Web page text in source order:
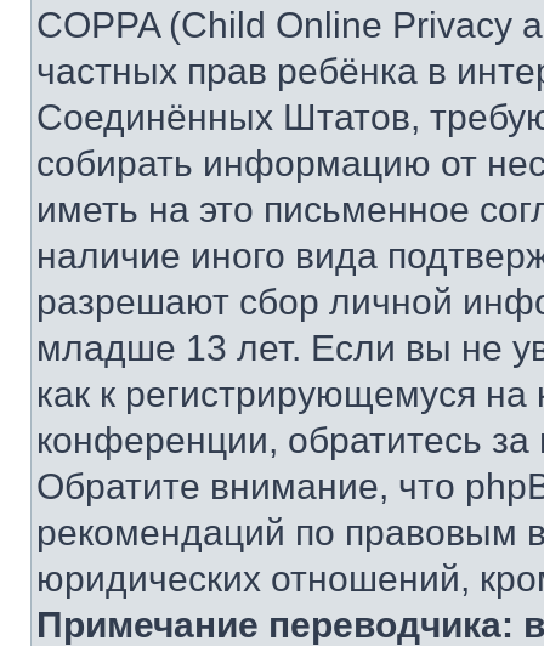
COPPA (Child Online Privacy
частных прав ребёнка в
Соединённых Штатов,
собирать информацию от
иметь на это письменное
наличие иного вида
разрешают сбор личной
младше 13 лет. Если вы не
как к регистрирующемуся
конференции, обратитесь
Обратите внимание, что
рекомендаций по правовым
юридических отношений,
Примечание переводчика: